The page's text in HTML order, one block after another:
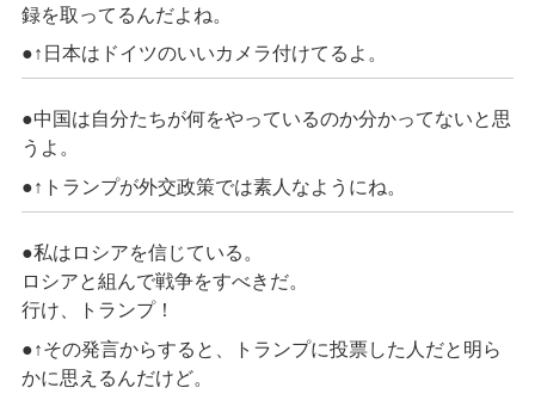
録を取ってるんだよね。
●↑日本はドイツのいいカメラ付けてるよ。
●中国は自分たちが何をやっているのか分かってないと思
うよ。
●↑トランプが外交政策では素人なようにね。
●私はロシアを信じている。
ロシアと組んで戦争をすべきだ。
行け、トランプ！
●↑その発言からすると、トランプに投票した人だと明ら
かに思えるんだけど。